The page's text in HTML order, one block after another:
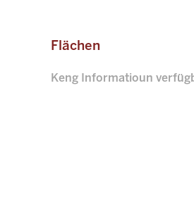
Flächen
Keng Informatioun